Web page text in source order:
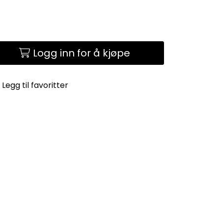
Logg inn for å kjøpe
Legg til favoritter